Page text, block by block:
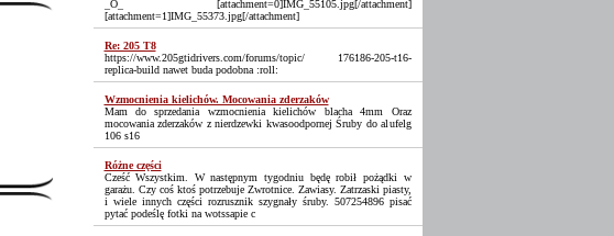
_O_ [attachment=0]IMG_55105.jpg[/attachment]
[attachment=1]IMG_55373.jpg[/attachment]
Re: 205 T8
https://www.205gtidrivers.com/forums/topic/ 176186-205-t16-
replica-build nawet buda podobna :roll:
Wzmocnienia kielichów. Mocowania zderzaków
Mam do sprzedania wzmocnienia kielichów blacha 4mm Oraz
mocowania zderzaków z nierdzewki kwasoodpornej Śruby do alufelg
106 s16
Różne części
Cześć Wszystkim. W następnym tygodniu będę robił pożądki w
garażu. Czy coś ktoś potrzebuje Zwrotnice. Zawiasy. Zatrzaski piasty,
i wiele innych części rozrusznik szygnały śruby. 507254896 pisać
pytać podeślę fotki na wotssapie c